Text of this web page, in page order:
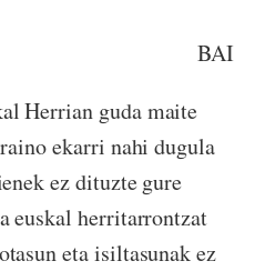
BAI
Herrian guda maite
ekarri nahi dugula
ez dituzte gure
euskal herritarrontzat
eta isiltasunak ez